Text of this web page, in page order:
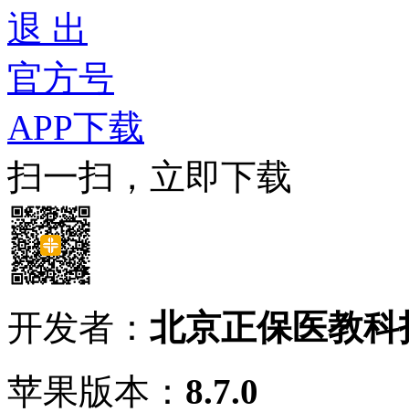
退 出
官方号
APP下载
扫一扫，立即下载
开发者： 北京正保医教
苹果版本： 8.7.0